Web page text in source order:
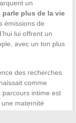
un
parle plus de la vie
émissions de
lui offrent un
avec un ton plus
des recherches
comme
intime est
maternité